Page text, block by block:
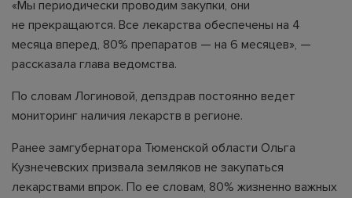
«Мы периодически проводим закупки, они
не прекращаются. Все лекарства обеспечены на 4
месяца вперед, 80% препаратов — на 6 месяцев», —
рассказала глава ведомства.
По словам Логиновой, депздрав постоянно ведет
мониторинг наличия лекарств в регионе.
Ранее замгубернатора Тюменской области Ольга
Кузнечевских призвала земляков не закупаться
лекарствами впрок. По ее словам, 80% жизненно важных